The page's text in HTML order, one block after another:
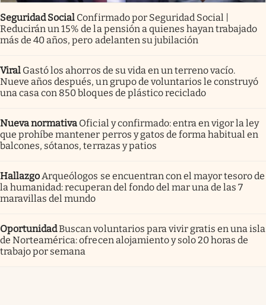
Seguridad Social Confirmado por Seguridad Social |
Reducirán un 15% de la pensión a quienes hayan trabajado
más de 40 años, pero adelanten su jubilación
Viral Gastó los ahorros de su vida en un terreno vacío.
Nueve años después, un grupo de voluntarios le construyó
una casa con 850 bloques de plástico reciclado
Nueva normativa Oficial y confirmado: entra en vigor la ley
que prohíbe mantener perros y gatos de forma habitual en
balcones, sótanos, terrazas y patios
Hallazgo Arqueólogos se encuentran con el mayor tesoro de
la humanidad: recuperan del fondo del mar una de las 7
maravillas del mundo
OportunidadBuscan voluntarios para vivir gratis en una isla
de Norteamérica: ofrecen alojamiento y solo 20 horas de
trabajo por semana